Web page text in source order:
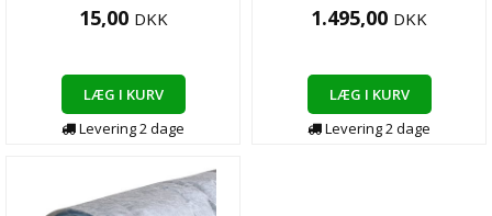
15,00 DKK
LÆG I KURV
Levering2dage
1.495,00 DKK
LÆG I KURV
Levering2dage